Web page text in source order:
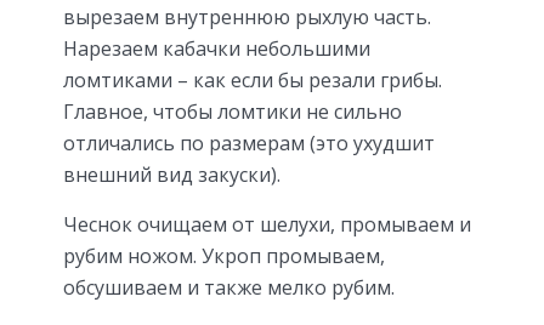
вырезаем внутреннюю рыхлую часть.
Нарезаем кабачки небольшими
ломтиками – как если бы резали грибы.
Главное, чтобы ломтики не сильно
отличались по размерам (это ухудшит
внешний вид закуски).
Чеснок очищаем от шелухи, промываем и
рубим ножом. Укроп промываем,
обсушиваем и также мелко рубим.